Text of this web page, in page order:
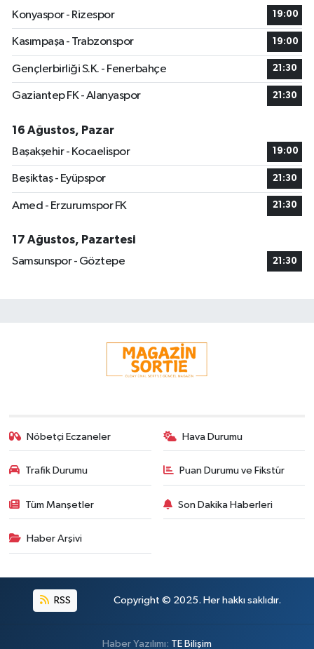
Konyaspor - Rizespor
19:00
Kasımpaşa - Trabzonspor 19:00
Gençlerbirliği S.K. - Fenerbahçe 21:30
Gaziantep FK - Alanyaspor 21:30
16 Ağustos, Pazar
Başakşehir - Kocaelispor
19:00
Beşiktaş - Eyüpspor 21:30
Amed - Erzurumspor FK 21:30
17 Ağustos, Pazartesi
Samsunspor - Göztepe
21:30
Nöbetçi Eczaneler Hava Durumu
Trafik Durumu Puan Durumu ve Fikstür
Tüm Manşetler Son Dakika Haberleri
Haber Arşivi
RSS Copyright © 2025. Her hakkı saklıdır.
Haber Yazılımı: TE Bilişim